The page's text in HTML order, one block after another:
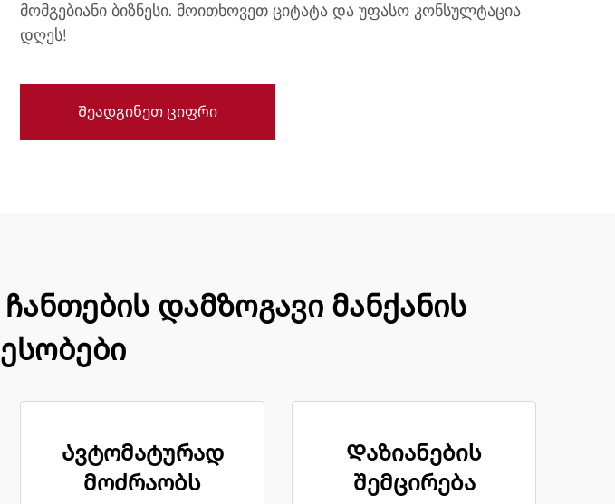
მომგებიანი ბიზნესი. მოითხოვეთ ციტატა და უფასო კონსულტაცია
დღეს!
Შეადგინეთ ციფრი
დამზოგავი მანქანის
Ავტომატურად
მოძრაობს
Დაზიანების
შემცირება